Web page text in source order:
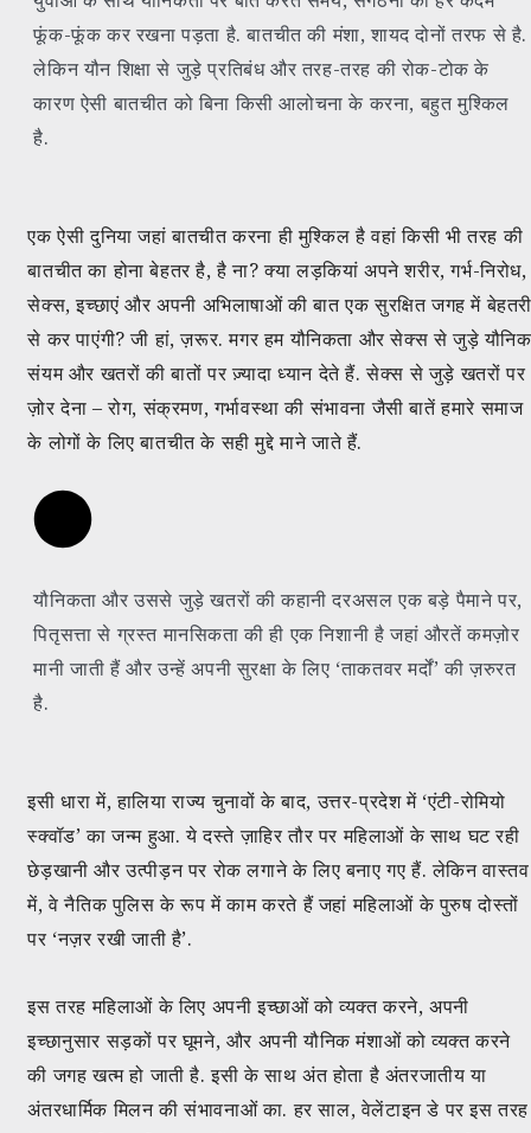
फूंक-फूंक कर रखना पड़ता है. बातचीत की मंशा, शायद दोनों तरफ से है.
लेकिन यौन शिक्षा से जुड़े प्रतिबंध और तरह-तरह की रोक-टोक के
कारण ऐसी बातचीत को बिना किसी आलोचना के करना, बहुत मुश्किल
है.
एक ऐसी दुनिया जहां बातचीत करना ही मुश्किल है वहां किसी भी तरह की
बातचीत का होना बेहतर है, है ना? क्या लड़कियां अपने शरीर, गर्भ-निरोध,
सेक्स, इच्छाएं और अपनी अभिलाषाओं की बात एक सुरक्षित जगह में
से कर पाएंगी? जी हां, ज़रूर. मगर हम यौनिकता और सेक्स से जुड़े यौनिक
संयम और खतरों की बातों पर ज़्यादा ध्यान देते हैं. सेक्स से जुड़े खतरों पर
ज़ोर देना – रोग, संक्रमण, गर्भावस्था की संभावना जैसी बातें हमारे समाज
के लोगों के लिए बातचीत के सही मुद्दे माने जाते हैं.
यौनिकता और उससे जुड़े खतरों की कहानी दरअसल एक बड़े पैमाने पर,
पितृसत्ता से ग्रस्त मानसिकता की ही एक निशानी है जहां औरतें कमज़ोर
मानी जाती हैं और उन्हें अपनी सुरक्षा के लिए ‘ताकतवर मर्दों’ की ज़रुरत
है.
इसी धारा में, हालिया राज्य चुनावों के बाद, उत्तर-प्रदेश में ‘एंटी-रोमियो
स्क्वॉड’ का जन्म हुआ. ये दस्ते ज़ाहिर तौर पर महिलाओं के साथ घट रही
छेड़खानी और उत्पीड़न पर रोक लगाने के लिए बनाए गए हैं. लेकिन वास्तव
में, वे नैतिक पुलिस के रूप में काम करते हैं जहां महिलाओं के पुरुष दोस्तों
पर ‘नज़र रखी जाती है’.
इस तरह महिलाओं के लिए अपनी इच्छाओं को व्यक्त करने, अपनी
इच्छानुसार सड़कों पर घूमने, और अपनी यौनिक मंशाओं को व्यक्त करने
की जगह खत्म हो जाती है. इसी के साथ अंत होता है अंतरजातीय या
अंतरधार्मिक मिलन की संभावनाओं का. हर साल, वेलेंटाइन डे पर इस तरह